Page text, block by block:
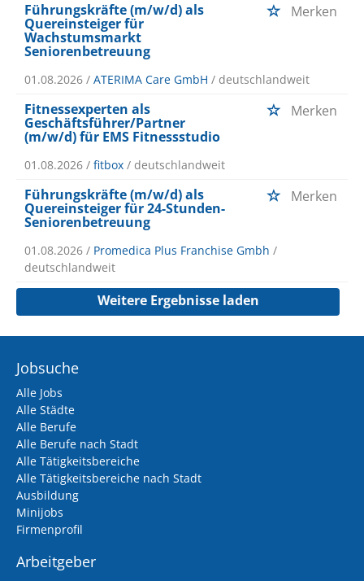
Führungskräfte (m/w/d) als
Quereinsteiger für
Wachstumsmarkt
Seniorenbetreuung
Merken
01.08.2026 / ATERIMA Care GmbH / deutschlandweit
Fitnessexperten als
Geschäftsführer/Partner
(m/w/d) für EMS Fitnessstudio
Merken
01.08.2026 / fitbox / deutschlandweit
Führungskräfte (m/w/d) als
Quereinsteiger für 24-Stunden-
Seniorenbetreuung
Merken
01.08.2026 / Promedica Plus Franchise Gmbh /
deutschlandweit
Weitere Ergebnisse laden
Jobsuche
Alle Jobs
Alle Städte
Alle Berufe
Alle Berufe nach Stadt
Alle Tätigkeitsbereiche
Alle Tätigkeitsbereiche nach Stadt
Ausbildung
Minijobs
Firmenprofil
Arbeitgeber